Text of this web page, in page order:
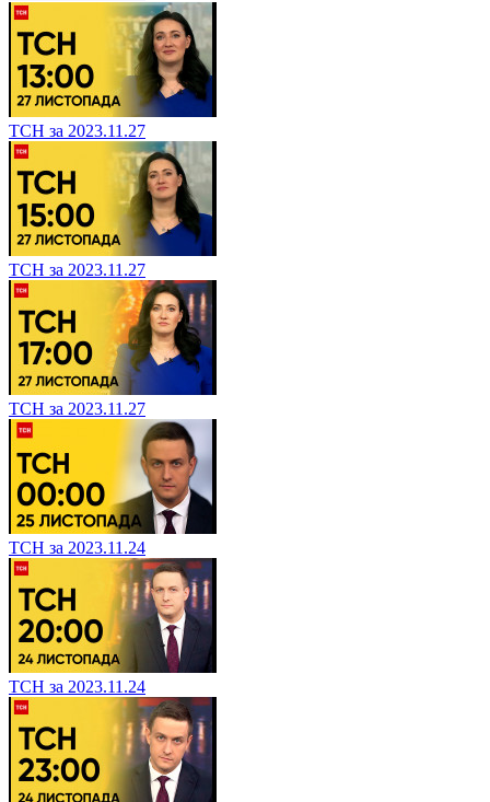
ТСН за 2023.11.27
ТСН за 2023.11.27
ТСН за 2023.11.27
ТСН за 2023.11.24
ТСН за 2023.11.24